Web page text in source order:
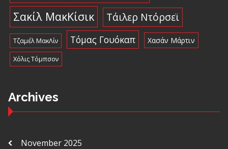
Σακίλ ΜακΚίσικ Τάιλερ Ντόρσεϊ
Τζαμέλ ΜακΛίν Τόμας Γουόκαπ Χασάν Μάρτιν
Χόλις Τόμπσον
Archives
November 2025